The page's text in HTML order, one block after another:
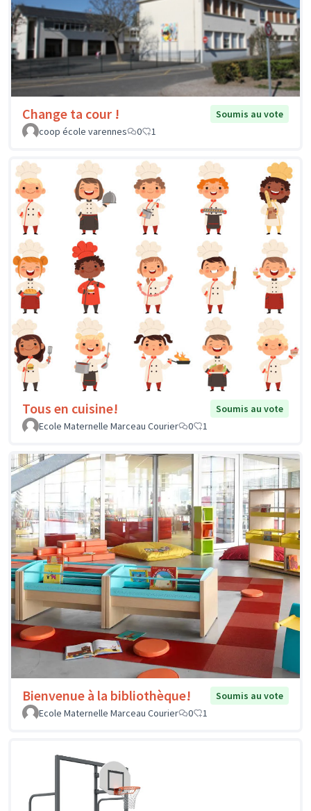
Change ta cour !
Soumis au vote
coop école varennes
0 1
Tous en cuisine!
Soumis au vote
Ecole Maternelle Marceau Courier
0 1
Bienvenue à la bibliothèque!
Soumis au vote
Ecole Maternelle Marceau Courier
0 1